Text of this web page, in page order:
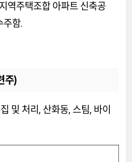
역주택조합 아파트 신축공
주함.
주)
및 처리, 산화동, 스팀, 바이